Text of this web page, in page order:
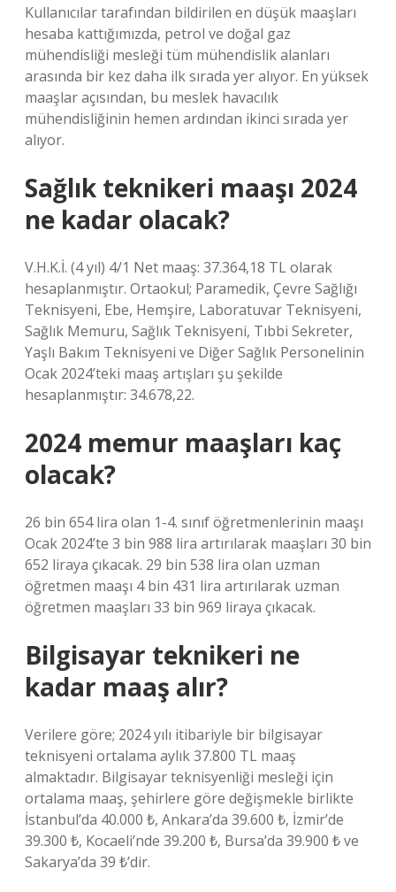
Kullanıcılar tarafından bildirilen en düşük maaşları
hesaba kattığımızda, petrol ve doğal gaz
mühendisliği mesleği tüm mühendislik alanları
arasında bir kez daha ilk sırada yer alıyor. En yüksek
maaşlar açısından, bu meslek havacılık
mühendisliğinin hemen ardından ikinci sırada yer
alıyor.
Sağlık teknikeri maaşı 2024
ne kadar olacak?
V.H.K.İ. (4 yıl) 4/1 Net maaş: 37.364,18 TL olarak
hesaplanmıştır. Ortaokul; Paramedik, Çevre Sağlığı
Teknisyeni, Ebe, Hemşire, Laboratuvar Teknisyeni,
Sağlık Memuru, Sağlık Teknisyeni, Tıbbi Sekreter,
Yaşlı Bakım Teknisyeni ve Diğer Sağlık Personelinin
Ocak 2024’teki maaş artışları şu şekilde
hesaplanmıştır: 34.678,22.
2024 memur maaşları kaç
olacak?
26 bin 654 lira olan 1-4. sınıf öğretmenlerinin maaşı
Ocak 2024’te 3 bin 988 lira artırılarak maaşları 30 bin
652 liraya çıkacak. 29 bin 538 lira olan uzman
öğretmen maaşı 4 bin 431 lira artırılarak uzman
öğretmen maaşları 33 bin 969 liraya çıkacak.
Bilgisayar teknikeri ne
kadar maaş alır?
Verilere göre; 2024 yılı itibariyle bir bilgisayar
teknisyeni ortalama aylık 37.800 TL maaş
almaktadır. Bilgisayar teknisyenliği mesleği için
ortalama maaş, şehirlere göre değişmekle birlikte
İstanbul’da 40.000 ₺, Ankara’da 39.600 ₺, İzmir’de
39.300 ₺, Kocaeli’nde 39.200 ₺, Bursa’da 39.900 ₺ ve
Sakarya’da 39 ₺’dir.